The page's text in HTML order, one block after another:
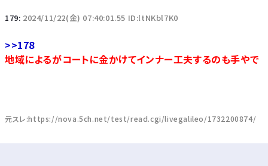
179: 2024/11/22(金) 07:40:01.55 ID:ltNKbl7K0
>>178
地域によるがコートに金かけてインナー工夫するのも手やで
元スレ:https://nova.5ch.net/test/read.cgi/livegalileo/1732200874/